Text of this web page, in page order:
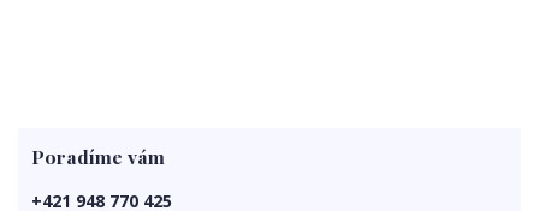
Poradíme vám
+421 948 770 425